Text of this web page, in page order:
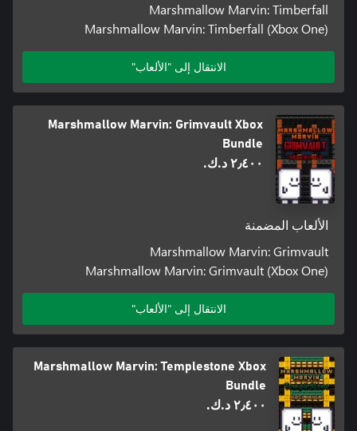
Marshmallow Marvin: Timberfall
Marshmallow Marvin: Timberfall (Xbox One)
الانتقال إلى "الألعاب"
Marshmallow Marvin: Grimvault Xbox
Bundle
٢٫٤٠٠ د.ك.‏
الألعاب المضمنة
Marshmallow Marvin: Grimvault
Marshmallow Marvin: Grimvault (Xbox One)
الانتقال إلى "الألعاب"
Marshmallow Marvin: Templestone Xbox
Bundle
٢٫٤٠٠ د.ك.‏